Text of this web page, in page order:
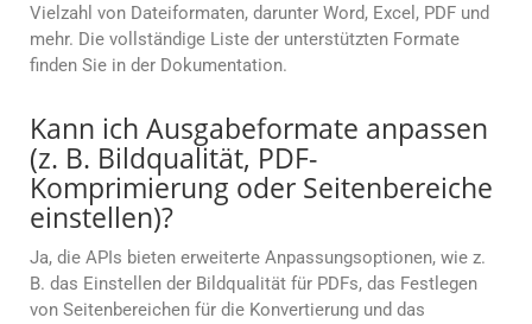
Vielzahl von Dateiformaten, darunter Word, Excel, PDF und
mehr. Die vollständige Liste der unterstützten Formate
finden Sie in der Dokumentation.
Kann ich Ausgabeformate anpassen
(z. B. Bildqualität, PDF-
Komprimierung oder Seitenbereiche
einstellen)?
Ja, die APIs bieten erweiterte Anpassungsoptionen, wie z.
B. das Einstellen der Bildqualität für PDFs, das Festlegen
von Seitenbereichen für die Konvertierung und das